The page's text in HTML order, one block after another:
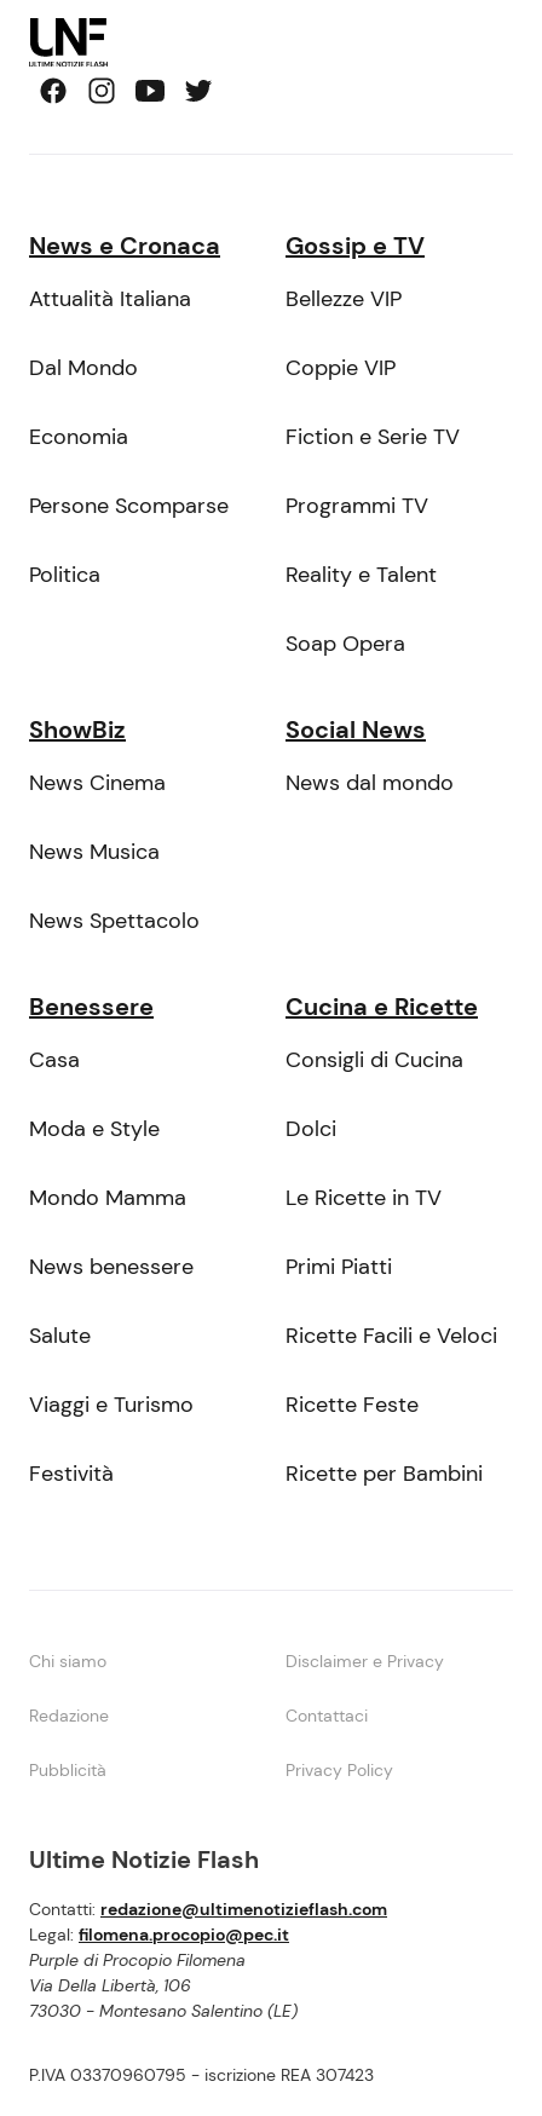
Ultime Notizie Flash
Contatti: redazione@ultimenotizieflash.com
Legal: filomena.procopio@pec.it
Purple di Procopio Filomena
Via Della Libertà, 106
73030 - Montesano Salentino (LE)
P.IVA 03370960795 - iscrizione REA 307423
News e Cronaca
Attualità Italiana
Dal Mondo
Economia
Persone Scomparse
Politica
Gossip e TV
Bellezze VIP
Coppie VIP
Fiction e Serie TV
Programmi TV
Reality e Talent
Soap Opera
ShowBiz
News Cinema
News Musica
News Spettacolo
Social News
News dal mondo
Benessere
Casa
Moda e Style
Mondo Mamma
News benessere
Salute
Viaggi e Turismo
Festività
Cucina e Ricette
Consigli di Cucina
Dolci
Le Ricette in TV
Primi Piatti
Ricette Facili e Veloci
Ricette Feste
Ricette per Bambini
Chi siamo Disclaimer e Privacy
Redazione Contattaci
Pubblicità Privacy Policy